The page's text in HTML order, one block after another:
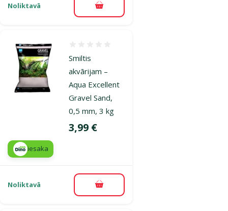
Noliktavā Pievienot grozam
Smiltis
akvārijam –
Aqua Excellent
Gravel Sand,
0,5 mm, 3 kg
Cena
3,99 €
iesaka
Noliktavā Pievienot grozam